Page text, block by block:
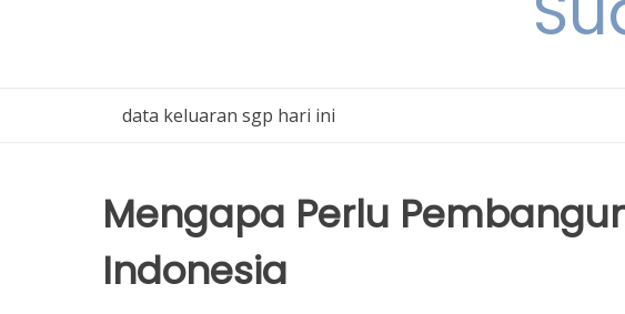
data keluaran sgp hari ini
Mengapa Perlu
Indonesia